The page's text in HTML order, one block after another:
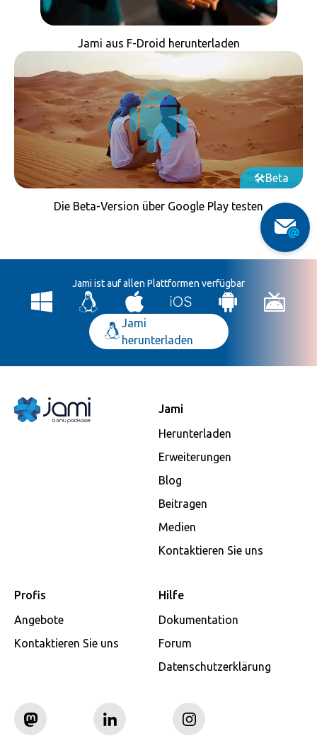
Jami aus F-Droid herunterladen
Die Beta-Version über Google Play testen
Beta
Jami ist auf allen Plattformen verfügbar
Jami
herunterladen
Jami
Herunterladen
Erweiterungen
Blog
Beitragen
Medien
Kontaktieren Sie uns
Profis
Angebote
Kontaktieren Sie uns
Hilfe
Dokumentation
Forum
Datenschutzerklärung